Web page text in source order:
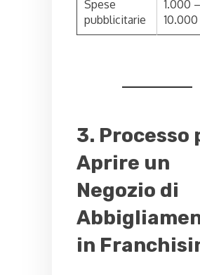
Spese
pubblicitarie
1.000 –
3. Processo
Aprire un
Negozio di
in